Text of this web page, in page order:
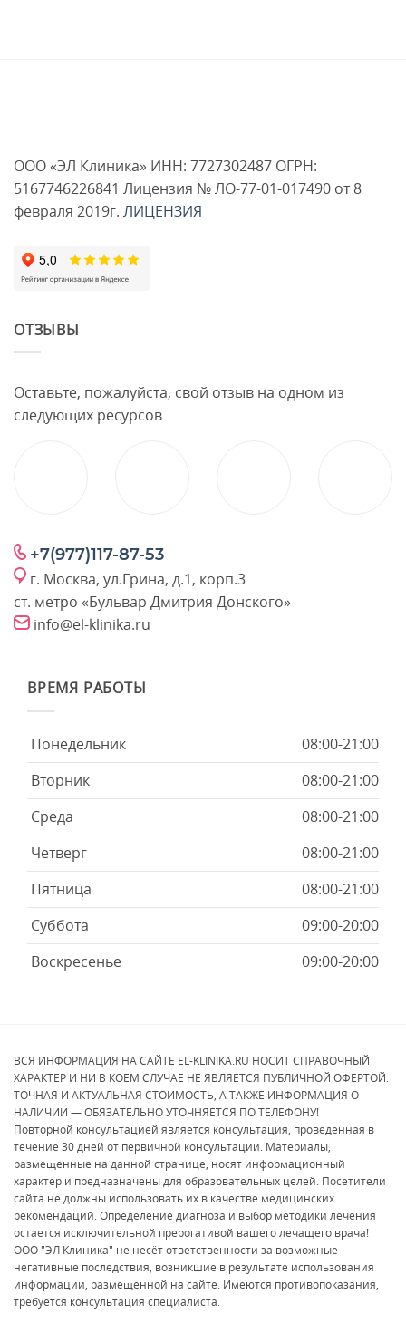
ООО «ЭЛ Клиника» ИНН: 7727302487 ОГРН:
5167746226841 Лицензия № ЛО-77-01-017490 от 8
февраля 2019г. ЛИЦЕНЗИЯ
ОТЗЫВЫ
Оставьте, пожалуйста, свой отзыв на одном из
следующих ресурсов
+7(977)117-87-53
г. Москва, ул.Грина, д.1, корп.3
ст. метро «Бульвар Дмитрия Донского»
info@el-klinika.ru
ВРЕМЯ РАБОТЫ
Понедельник
08:00-21:00
Вторник
08:00-21:00
Среда
08:00-21:00
Четверг
08:00-21:00
Пятница
08:00-21:00
Суббота
09:00-20:00
Воскресенье
09:00-20:00
ВСЯ ИНФОРМАЦИЯ НА САЙТЕ EL-KLINIKA.RU НОСИТ СПРАВОЧНЫЙ
ХАРАКТЕР И НИ В КОЕМ СЛУЧАЕ НЕ ЯВЛЯЕТСЯ ПУБЛИЧНОЙ ОФЕРТОЙ.
ТОЧНАЯ И АКТУАЛЬНАЯ СТОИМОСТЬ, А ТАКЖЕ ИНФОРМАЦИЯ О
НАЛИЧИИ — ОБЯЗАТЕЛЬНО УТОЧНЯЕТСЯ ПО ТЕЛЕФОНУ!
Повторной консультацией является консультация, проведенная в
течение 30 дней от первичной консультации. Материалы,
размещенные на данной странице, носят информационный
характер и предназначены для образовательных целей. Посетители
сайта не должны использовать их в качестве медицинских
рекомендаций. Определение диагноза и выбор методики лечения
остается исключительной прерогативой вашего лечащего врача!
ООО "ЭЛ Клиника" не несёт ответственности за возможные
негативные последствия, возникшие в результате использования
информации, размещенной на сайте. Имеются противопоказания,
требуется консультация специалиста.